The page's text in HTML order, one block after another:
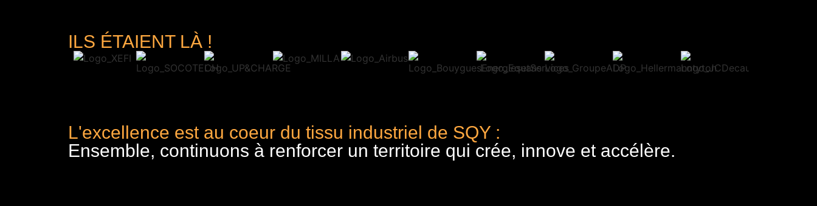
ILS ÉTAIENT LÀ !
L'excellence est au coeur du tissu industriel de SQY :
Ensemble, continuons à renforcer un territoire qui crée, innove et accélère.